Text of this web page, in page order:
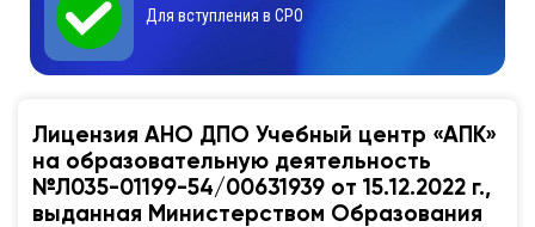
Для вступления в СРО
Лицензия АНО ДПО Учебный центр «АПК»
на образовательную деятельность
№Л035-01199-54/00631939 от 15.12.2022 г.,
выданная Министерством Образования